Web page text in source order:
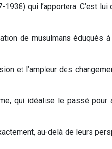
qui l’apportera. C’est
de musulmans éduqués
et l’ampleur des
qui idéalise le passé pour
au-delà de leurs